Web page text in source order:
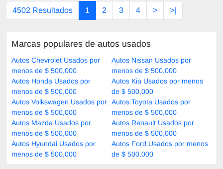
4502 Resultados 1 2 3 4 > >|
Marcas populares de autos usados
Autos Chevrolet Usados por
menos de $ 500,000
Autos Nissan Usados por
menos de $ 500,000
Autos Honda Usados por
menos de $ 500,000
Autos Kia Usados por menos
de $ 500,000
Autos Volkswagen Usados por
menos de $ 500,000
Autos Toyota Usados por
menos de $ 500,000
Autos Mazda Usados por
menos de $ 500,000
Autos Renault Usados por
menos de $ 500,000
Autos Hyundai Usados por
menos de $ 500,000
Autos Ford Usados por menos
de $ 500,000